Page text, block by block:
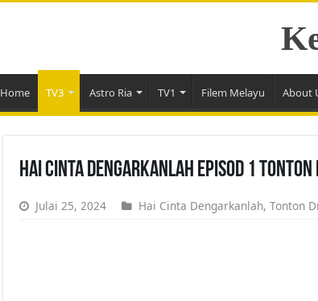
Home TV3 Astro Ria TV1 Filem Melayu About
Hai Cinta Dengarkanlah Episod 1 Tonton
Julai 25, 2024 Hai Cinta Dengarkanlah, Tonton